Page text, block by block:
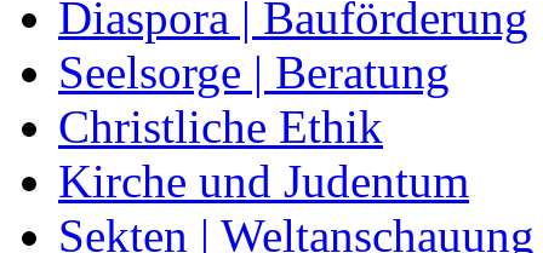
Diaspora | Bauförderung
Seelsorge | Beratung
Christliche Ethik
Kirche und Judentum
Sekten | Weltanschauung